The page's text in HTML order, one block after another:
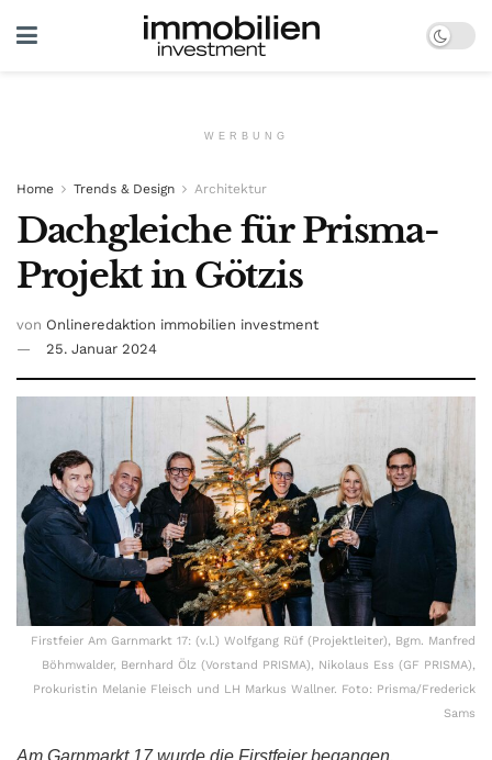
WERBUNG
Home Trends & Design Architektur
Dachgleiche für Prisma-
Projekt in Götzis
von Onlineredaktion immobilien investment
25. Januar 2024
Firstfeier Am Garnmarkt 17: (v.l.) Wolfgang Rüf (Projektleiter), Bgm. Manfred
Böhmwalder, Bernhard Ölz (Vorstand PRISMA), Nikolaus Ess (GF PRISMA),
Prokuristin Melanie Fleisch und LH Markus Wallner. Foto: Prisma/Frederick
Sams
Am Garnmarkt 17 wurde die Firstfeier begangen.